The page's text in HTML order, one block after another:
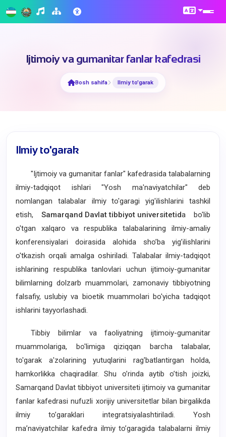
Ijtimoiy va gumanitar fanlar kafedrasi
Bosh sahifa Ilmiy to'garak
Ilmiy to'garak
"Ijtimoiy va gumanitar fanlar" kafedrasida talabalarning
ilmiy-tadqiqot ishlari "Yosh ma'naviyatchilar" deb
nomlangan talabalar ilmiy to'garagi yig'ilishlarini tashkil
etish, Samarqand Davlat tibbiyot universitetida bo'lib
o'tgan xalqaro va respublika talabalarining ilmiy-amaliy
konferensiyalari doirasida alohida sho’ba yig’ilishlarini
o'tkazish orqali amalga oshiriladi. Talabalar ilmiy-tadqiqot
ishlarining respublika tanlovlari uchun ijtimoiy-gumanitar
bilimlarning dolzarb muammolari, zamonaviy tibbiyotning
falsafiy, uslubiy va bioetik muammolari bo'yicha tadqiqot
ishlarini tayyorlashadi.
Tibbiy bilimlar va faoliyatning ijtimoiy-gumanitar
muammolariga, bo'limiga qiziqqan barcha talabalar,
to'garak a'zolarining yutuqlarini rag'batlantirgan holda,
hamkorlikka chaqiradilar. Shu o’rinda aytib o’tish joizki,
Samarqand Davlat tibbiyot universiteti ijtimoiy va gumanitar
fanlar kafedrasi nufuzli xorijiy universitetlar bilan birgalikda
ilmiy to’garaklari integratsiyalashtiriladi. Yosh
ma’naviyatchilar kafedra ilmiy to’garagida talabalarni ilmiy